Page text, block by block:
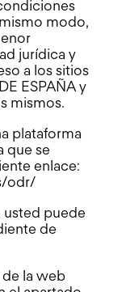
modo,
jurídica y
a los sitios
ESPAÑA y
mismos.
plataforma
que se
enlace:
odr/
usted puede
de
de la web